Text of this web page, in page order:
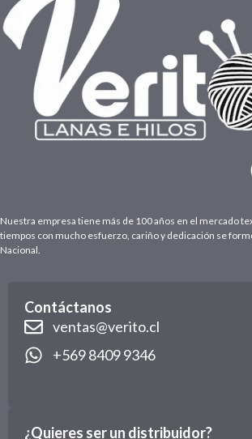
Nuestra empresa tiene más de 100 años en el mercado
tiempos con mucho esfuerzo, cariño y dedicación se
Nacional.
Contáctanos
ventas@verito.cl
+569 8409 9346
¿Quieres ser un distribuidor?